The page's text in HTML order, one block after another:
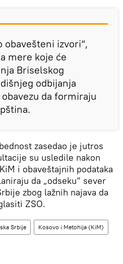
obavešteni izvori“,
mere koje će
Briselskog
odbijanja
da formiraju
zasedao je jutros
su usledile nakon
i obaveštajnih podataka
da „odseku“ sever
zbog lažnih najava da
ZSO.
Srbije Kosovo i Metohija (KiM)